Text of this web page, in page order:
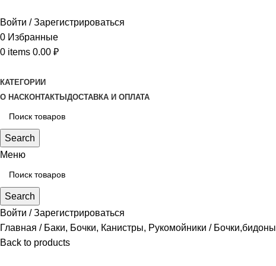
Войти / Зарегистрироваться
0 Избранные
0 items 0.00 ₽
КАТЕГОРИИ
О НАСКОНТАКТЫ ДОСТАВКА И ОПЛАТА
Search
Меню
Search
Войти / Зарегистрироваться
Главная
Баки, Бочки, Канистры, Рукомойники Бочки,бидоны
Back to products